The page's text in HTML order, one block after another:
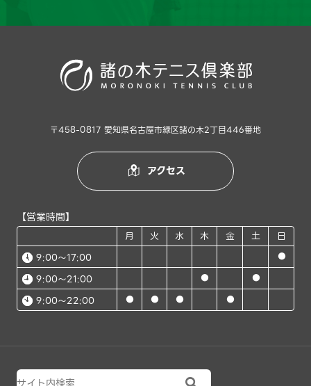
〒458-0817 愛知県名古屋市緑区諸の木2丁目446番地
 アクセス
【営業時間】
月 火 水 木 金 土
日
9:00～17:00
●
9:00～21:00 ● ●
9:00～22:00 ● ● ● ●
